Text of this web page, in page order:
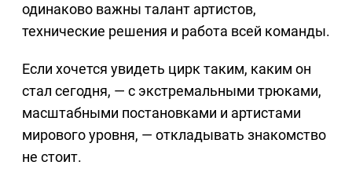
одинаково важны талант артистов,
технические решения и работа всей команды.
Если хочется увидеть цирк таким, каким он
стал сегодня, — с экстремальными трюками,
масштабными постановками и артистами
мирового уровня, — откладывать знакомство
не стоит.